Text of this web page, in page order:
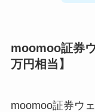
moomoo証券
万円相当】
moomoo証券ウ